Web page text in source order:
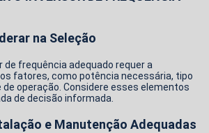
na Seleção
de frequência adequado requer a
fatores, como potência necessária, tipo
operação. Considere esses elementos
de decisão informada.
e Manutenção Adequadas